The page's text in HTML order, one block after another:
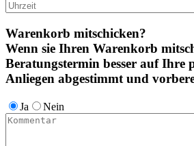
Warenkorb mitschicken?
Wenn sie Ihren Warenkorb
Beratungstermin besser auf Ihre
Anliegen abgestimmt und
Ja Nein